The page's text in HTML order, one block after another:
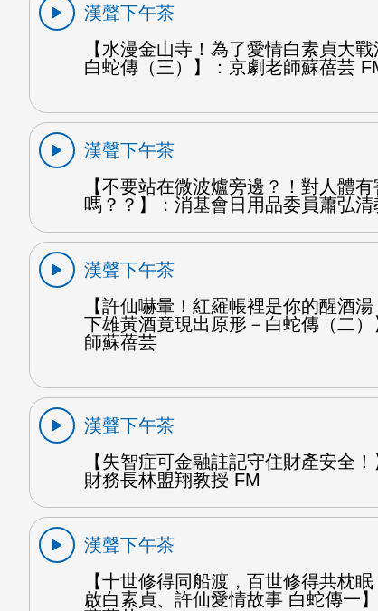
漢聲下午茶
【水漫金山寺！為了愛情白素貞大戰
白蛇傳（三）】：京劇老師蘇蓓芸
漢聲下午茶
【不要站在微波爐旁邊？！對人體有
嗎？？】：消基會日用品委員蕭弘清
漢聲下午茶
【許仙嚇暈！紅羅帳裡是你的醒酒
下雄黃酒竟現出原形－白蛇傳（二
師蘇蓓芸
漢聲下午茶
【失智症可金融註記守住財產安全
財務長林盟翔教授 FM
漢聲下午茶
【十世修得同船渡，百世修得共枕
啟白素貞、許仙愛情故事 白蛇傳一